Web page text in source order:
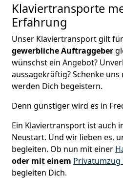
Klaviertransporte
Erfahrung
Unser Klaviertransport gilt für
gewerbliche Auftraggeber
wünschst ein Angebot?
aussagekräftig? Schenke
werden Dich begeistern.
Denn günstiger wird es in
Ein Klaviertransport ist auch
Neustart. Und wir lieben es,
begleiten. Ob nun mit einer
oder mit einem Privatumzug
begleiten Dich.